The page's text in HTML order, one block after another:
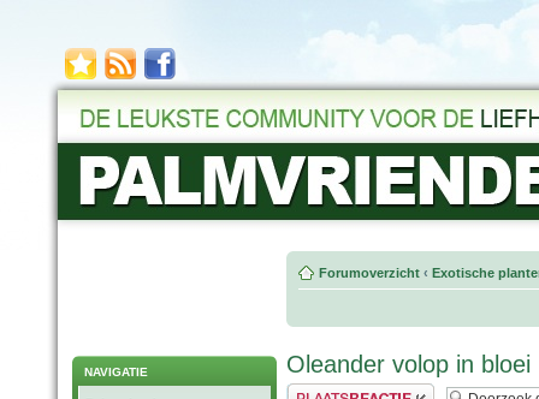
NAVIGATIE
Forumoverzicht ‹ Exotische
Oleander volop in bloei
Plaats een reactie